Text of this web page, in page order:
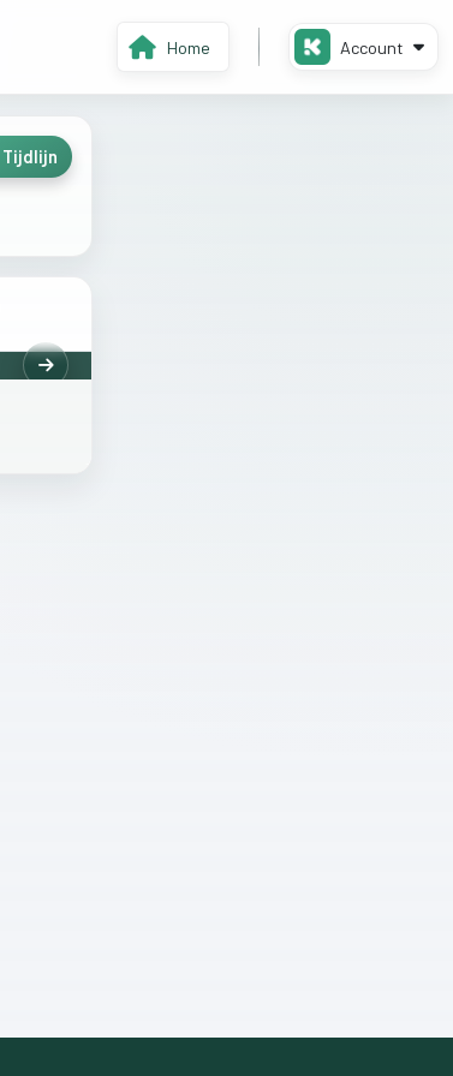
Home Account
Tijdlijn
Volgende